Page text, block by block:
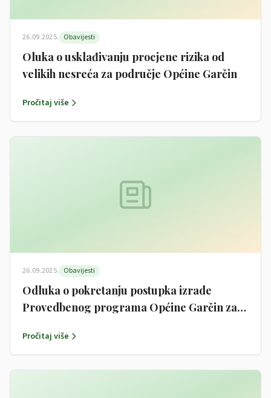
26.09.2025. Obavijesti
Oluka o usklađivanju procjene rizika od
velikih nesreća za područje Općine Garčin
Pročitaj više
26.09.2025. Obavijesti
Odluka o pokretanju postupka izrade
Provedbenog programa Općine Garčin za
Pročitaj više